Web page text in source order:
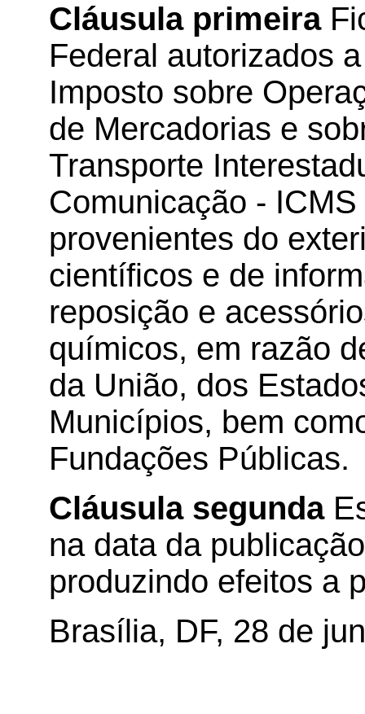
Cláusula primeira
Federal autorizados
Imposto sobre
de Mercadorias e
Transporte
Comunicação -
provenientes do
científicos e de
reposição e
químicos, em razão
da União, dos
Municípios, bem
Fundações Públicas.
Cláusula segunda
na data da
produzindo efeitos a
Brasília, DF, 28 de